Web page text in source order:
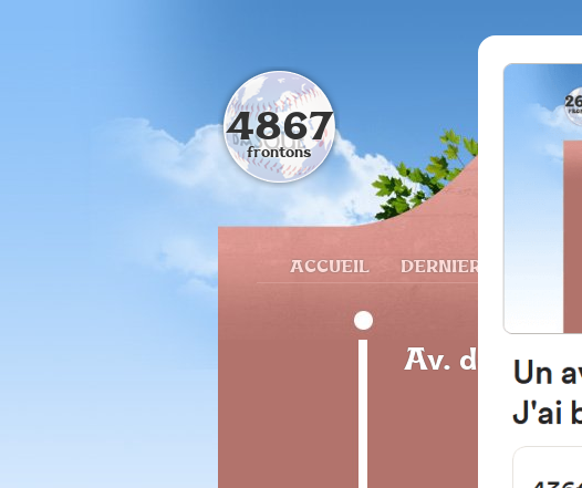
ACCUEIL DERNIERS AJOUTS
4867
frontons
Av. de la